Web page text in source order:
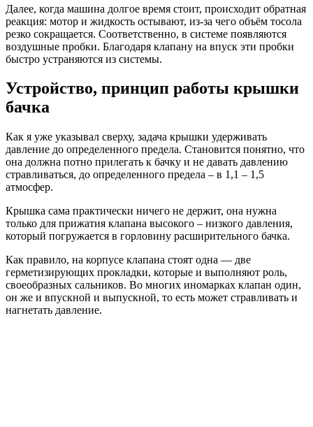
Далее, когда машина долгое время стоит, происходит обратная
реакция: мотор и жидкость остывают, из-за чего объём тосола
резко сокращается. Соответственно, в системе появляются
воздушные пробки. Благодаря клапану на впуск эти пробки
быстро устраняются из системы.
Устройство, принцип работы крышки
бачка
Как я уже указывал сверху, задача крышки удерживать
давление до определенного предела. Становится понятно, что
она должна потно прилегать к бачку и не давать давлению
стравливаться, до определенного предела – в 1,1 – 1,5
атмосфер.
Крышка сама практически ничего не держит, она нужна
только для прижатия клапана высокого – низкого давления,
который погружается в горловину расширительного бачка.
Как правило, на корпусе клапана стоят одна — две
герметизирующих прокладки, которые и выполняют роль,
своеобразных сальников. Во многих иномарках клапан один,
он же и впускной и выпускной, то есть может стравливать и
нагнетать давление.